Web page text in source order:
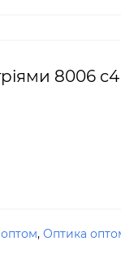
8006 c4
, Оптика